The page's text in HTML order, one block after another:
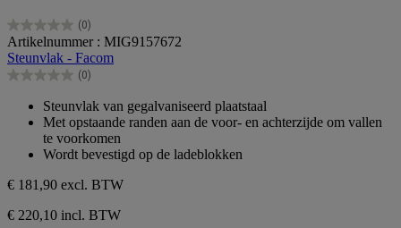
(0)
0.0
van
de
5
Artikelnummer : MIG9157672
Steunvlak - Facom
(0)
0.0
sterren.
Steunvlak van gegalvaniseerd plaatstaal
Met opstaande randen aan de voor- en achterzijde om vallen
te voorkomen
Wordt bevestigd op de ladeblokken
€ 181,90 excl. BTW
€ 220,10 incl. BTW